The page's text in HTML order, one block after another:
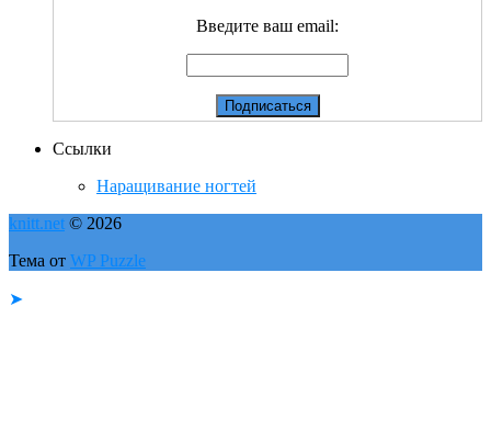
Введите ваш email:
Ссылки
Наращивание ногтей
knitt.net © 2026
Тема от WP Puzzle
➤